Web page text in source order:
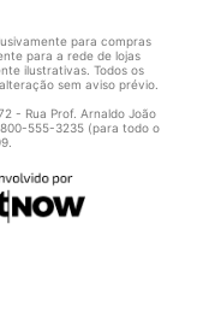
para compras
para a rede de lojas
ilustrativas. Todos os
sem aviso prévio.
- Rua Prof. Arnaldo João
555-3235 (para todo o